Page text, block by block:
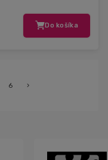
Do košíka
6 ›